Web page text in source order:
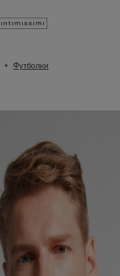
Футболки